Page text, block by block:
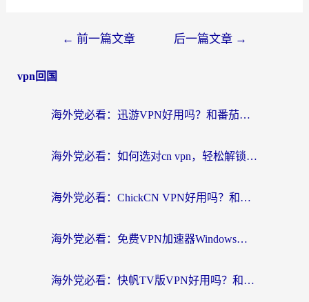
← 前一篇文章 后一篇文章 →
vpn回国
海外党必看：迅游VPN好用吗？和番茄加速器VPN对比哪个回国效果更好？
海外党必看：如何选对cn vpn，轻松解锁国内影音游戏？
海外党必看：ChickCN VPN好用吗？和星河VPN对比哪个回国效果更好？附真实体验+避坑指南
海外党必看：免费VPN加速器Windows版怎么选？附真实测评与无缝访问国内资源指南
海外党必看：快帆TV版VPN好用吗？和hi龟龟VPN对比哪个回国效果更好？附免费加速器选择指南